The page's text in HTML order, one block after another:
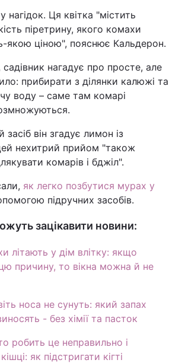
нагідок. Ця квітка "містить
піретрину, якого комахи
якою ціною", пояснює Кальдерон.
нагадує про просте, але
прибирати з ділянки калюжі та
воду – саме там комарі
він згадує лимон із
нехитрий прийом "також
комарів і бджіл".
як легко позбутися мурах у
підручних засобів.
зацікавити новини:
літають у дім влітку: якщо
причину, то вікна можна й не
носа не сунуть: який запах
- без хімії та пасток
робить це неправильно і
як підстригати кігті